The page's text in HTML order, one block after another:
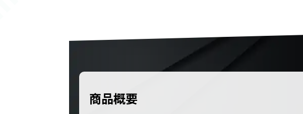
商品概要